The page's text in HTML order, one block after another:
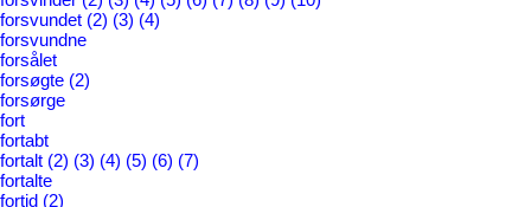
forsvundet (2) (3) (4)
forsvundne
forsålet
forsøgte (2)
forsørge
fort
fortabt
fortalt (2) (3) (4) (5) (6) (7)
fortalte
fortid (2)